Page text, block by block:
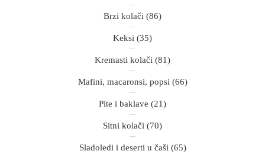
Brzi kolači (86)
Keksi (35)
Kremasti kolači (81)
Mafini, macaronsi, popsi (66)
Pite i baklave (21)
Sitni kolači (70)
Sladoledi i deserti u čaši (65)